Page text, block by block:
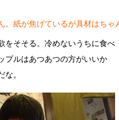
。紙が焦げているが具材はち
をそそる。冷めないうちに食べ
プルはあつあつの方がいいか
な。